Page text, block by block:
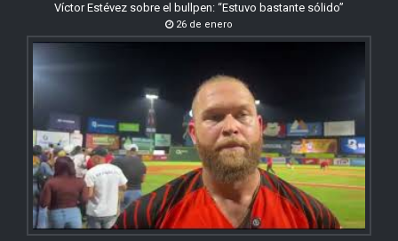
Víctor Estévez sobre el bullpen: “Estuvo bastante sólido”
26 de enero